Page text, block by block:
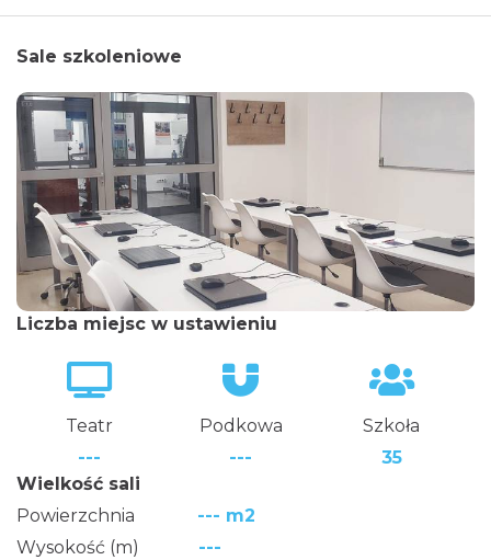
Sale szkoleniowe
Liczba miejsc w ustawieniu
Teatr Podkowa
Szkoła
---
---
35
Wielkość sali
Powierzchnia
--- m2
Wysokość (m)
---